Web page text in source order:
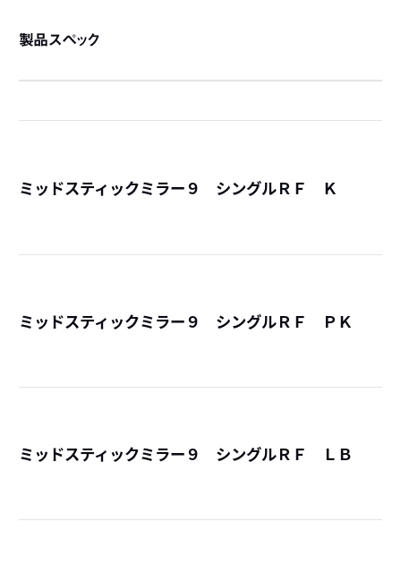
製品スペック
ミッドスティックミラー９ シングルＲＦ Ｋ
ミッドスティックミラー９ シングルＲＦ ＰＫ
ミッドスティックミラー９ シングルＲＦ ＬＢ